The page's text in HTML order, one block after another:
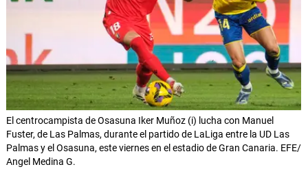
El centrocampista de Osasuna Iker Muñoz (i) lucha con Manuel
Fuster, de Las Palmas, durante el partido de LaLiga entre la UD Las
Palmas y el Osasuna, este viernes en el estadio de Gran Canaria. EFE/
Angel Medina G.